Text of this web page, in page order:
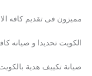
مميزون فى تقديم كافه
الكويت تحديدا و صيانه
صيانة تكييف هدية